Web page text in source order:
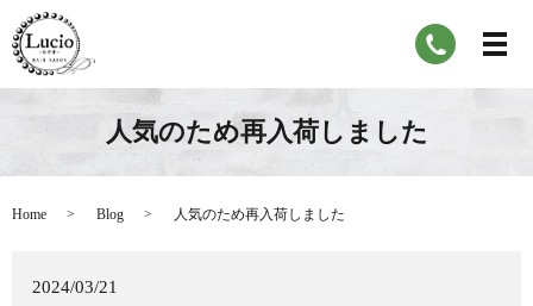
人気のため再入荷しました
Home Blog 人気のため再入荷しました
2024/03/21